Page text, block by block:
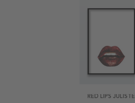
RED LIPS JULISTE